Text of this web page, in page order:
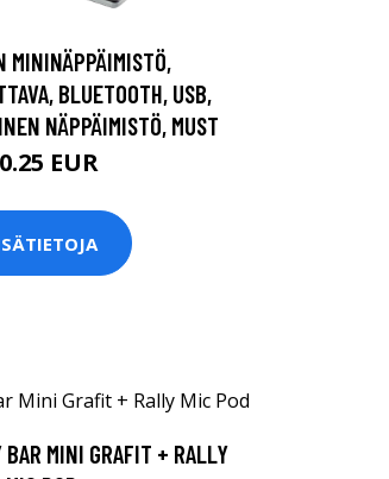
MININÄPPÄIMISTÖ,
BLUETOOTH, USB,
NÄPPÄIMISTÖ, MUST
EUR
BAR MINI GRAFIT + RALLY